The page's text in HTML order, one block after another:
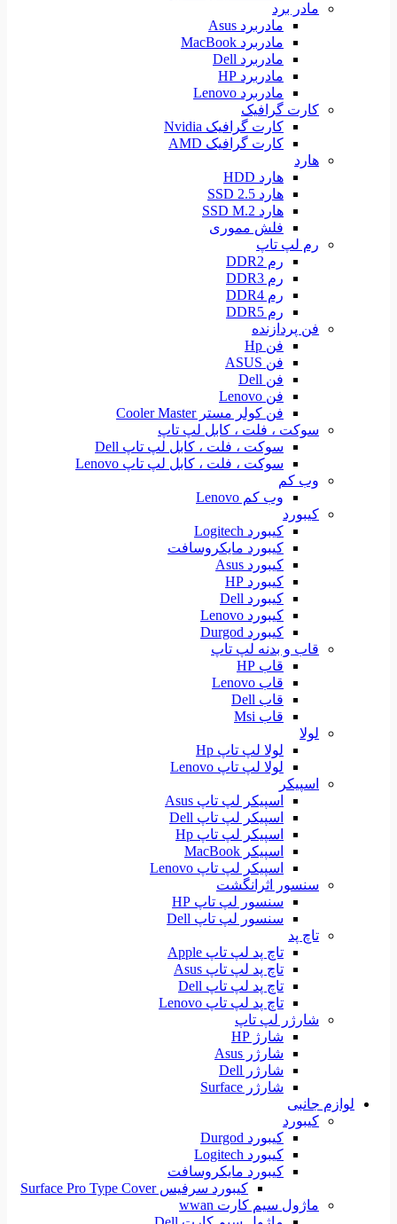
مادر برد
مادربرد Asus
مادربرد MacBook
مادربرد Dell
مادربرد HP
مادربرد Lenovo
کارت گرافیک
کارت گرافیک Nvidia
کارت گرافیک AMD
هارد
هارد HDD
هارد SSD 2.5
هارد SSD M.2
فلش مموری
رم لپ تاپ
رم DDR2
رم DDR3
رم DDR4
رم DDR5
فن پردازنده
فن Hp
فن ASUS
فن Dell
فن Lenovo
فن کولر مستر Cooler Master
سوکت ، فلت ، کابل لپ تاپ
سوکت ، فلت ، کابل لپ تاپ Dell
سوکت ، فلت ، کابل لپ تاپ Lenovo
وب کم
وب کم Lenovo
کیبورد
کیبورد Logitech
کیبورد مایکروسافت
کیبورد Asus
کیبورد HP
کیبورد Dell
کیبورد Lenovo
کیبورد Durgod
قاب و بدنه لپ تاپ
قاب HP
قاب Lenovo
قاب Dell
قاب Msi
لولا
لولا لپ تاپ Hp
لولا لپ تاپ Lenovo
اسپیکر
اسپیکر لپ تاپ Asus
اسپیکر لپ تاپ Dell
اسپیکر لپ تاپ Hp
اسپیکر MacBook
اسپیکر لپ تاپ Lenovo
سنسور اثرانگشت
سنسور لپ تاپ HP
سنسور لپ تاپ Dell
تاچ پد
تاچ پد لپ تاپ Apple
تاچ پد لپ تاپ Asus
تاچ پد لپ تاپ Dell
تاچ پد لپ تاپ Lenovo
شارژر لپ تاپ
شارژ HP
شارژر Asus
شارژر Dell
شارژر Surface
لوازم جانبی
کیبورد
کیبورد Durgod
کیبورد Logitech
کیبورد مایکروسافت
کیبورد سرفیس Surface Pro Type Cover
ماژول سیم کارت wwan